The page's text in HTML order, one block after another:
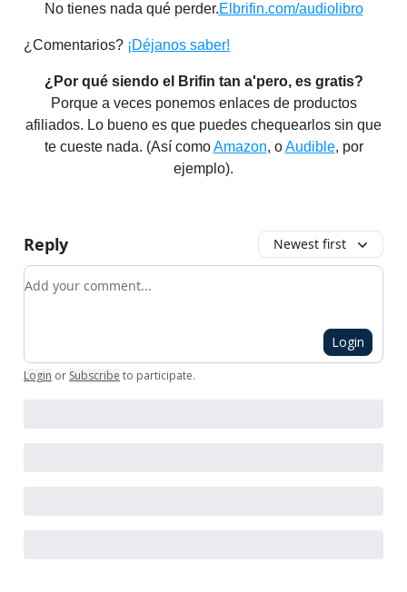
No tienes nada qué perder.Elbrifin.com/audiolibro
¿Comentarios? ¡Déjanos saber!
¿Por qué siendo el Brifin tan a'pero, es gratis?
Porque a veces ponemos enlaces de productos
afiliados. Lo bueno es que puedes chequearlos sin que
te cueste nada.​ (Así comoAmazon, oAudible, por
ejemplo).
Reply Newest first
Add your comment
Login
Login or Subscribe to participate.